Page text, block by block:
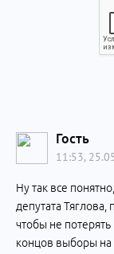
Гость
11:53,
Ну так все
депутата Тяглова,
чтобы не
концов выборы на